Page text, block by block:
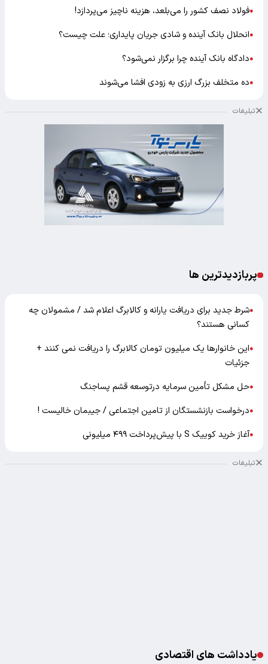
●فولاد نصف کشور را می‌بلعد، هزینه ناچیز می‌پردازد!
●انحلال بانک آینده و شادی جریان پایداری؛ علت چیست؟
●دادگاه بانک آینده چرا برگزار نمی‌شود؟
●ده متخلف بزرگ ارزی به زودی افشا می‌شوند
تبلیغات
پربازدیدترین ها
●شرط جدید برای دریافت یارانه و کالابرگ اعلام شد / مشمولان چه
کسانی هستند؟
●این خانوارها یک میلیون تومان کالابرگ را دریافت نمی‌ کنند +
جزئیات
●حل مشکل تأمین سرمایه درتوسعه قشم پساجنگ
●درخواست بازنشستگان از تامین اجتماعی / جیبمان خالیست !
●آغاز خرید کوییک S با پیش‌پرداخت ۴۹۹ میلیونی
تبلیغات
یادداشت های اقتصادی